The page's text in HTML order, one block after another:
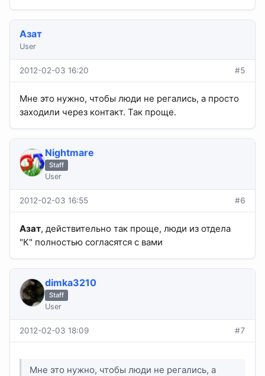
Азат
User
2012-02-03 16:20 #5
Мне это нужно, чтобы люди не регались, а просто
заходили через контакт. Так проще.
Nightmare
Staff
User
2012-02-03 16:55 #6
Азат, действительно так проще, люди из отдела
"К" полностью согласятся с вами
dimka3210
Staff
User
2012-02-03 18:09 #7
Мне это нужно, чтобы люди не регались, а